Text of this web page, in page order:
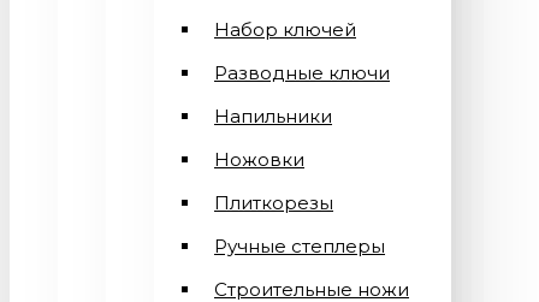
Набор ключей
Разводные ключи
Напильники
Ножовки
Плиткорезы
Ручные степлеры
Строительные ножи